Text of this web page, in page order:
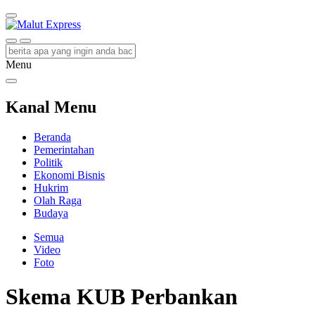
Malut Express
Berita Lebih Cepat
Menu
Kanal Menu
Beranda
Pemerintahan
Politik
Ekonomi Bisnis
Hukrim
Olah Raga
Budaya
Semua
Video
Foto
Skema KUB Perbankan